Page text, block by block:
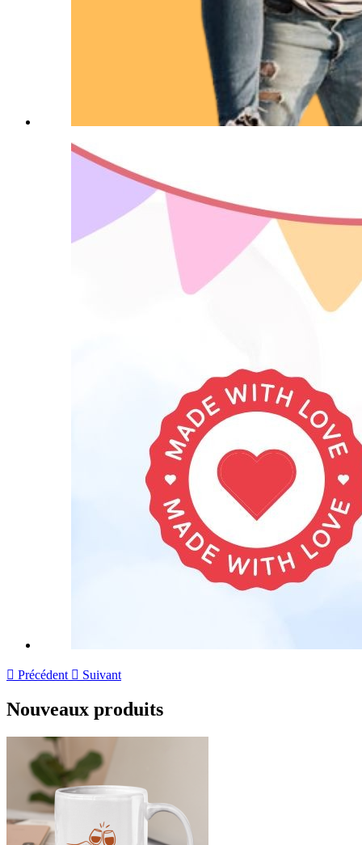
 Précédent  Suivant
Nouveaux produits